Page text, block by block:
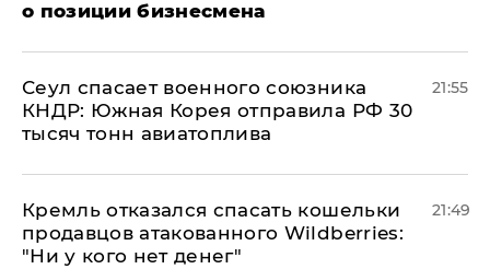
о позиции бизнесмена
​Сеул спасает военного союзника
КНДР: Южная Корея отправила РФ 30
тысяч тонн авиатоплива
21:55
Кремль отказался спасать кошельки
продавцов атакованного Wildberries:
"Ни у кого нет денег"
21:49